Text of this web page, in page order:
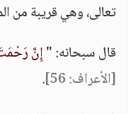
تعالى، وهي قريبة من
قال سبحانه:" إِنَّ
[الأعراف: 56]
.